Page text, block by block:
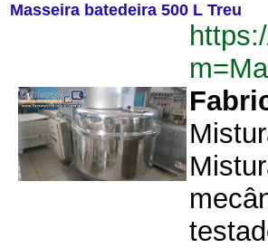
Masseira batedeira 500 L Treu